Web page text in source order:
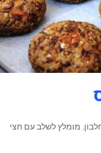
מומלץ לשלב עם חצי